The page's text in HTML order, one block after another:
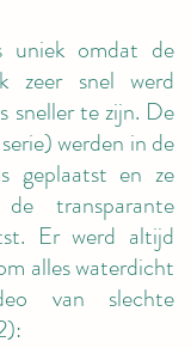
omdat de
zeer snel werd
sneller te zijn. De
werden in de
geplaatst en ze
transparante
Er werd altijd
alles waterdicht
van slechte